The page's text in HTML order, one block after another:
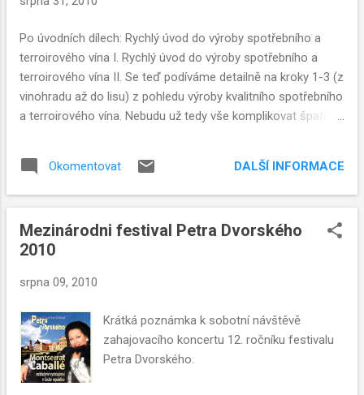
Po úvodních dílech: Rychlý úvod do výroby spotřebního a
terroirového vína I. Rychlý úvod do výroby spotřebního a
terroirového vína II. Se teď podíváme detailně na kroky 1-3 (z
vinohradu až do lisu) z pohledu výroby kvalitního spotřebního
a terroirového vína. Nebudu už tedy vše komplikovat špatnou
Okomentovat DALŠÍ INFORMACE
Mezinárodni festival Petra Dvorského
2010
srpna 09, 2010
Krátká poznámka k sobotní návštěvě
zahajovacího koncertu 12. ročníku festivalu
Petra Dvorského.